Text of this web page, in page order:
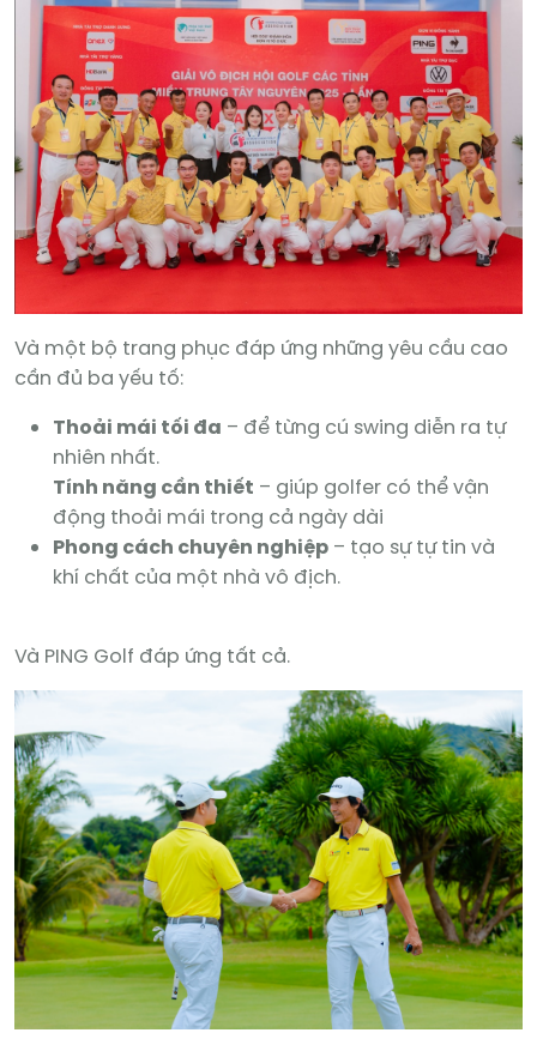
Và một bộ trang phục đáp ứng những yêu cầu cao
cần đủ ba yếu tố:
Thoải mái tối đa – để từng cú swing diễn ra tự
nhiên nhất.
Tính năng cần thiết – giúp golfer có thể vận
động thoải mái trong cả ngày dài
Phong cách chuyên nghiệp – tạo sự tự tin và
khí chất của một nhà vô địch.
Và PING Golf đáp ứng tất cả.